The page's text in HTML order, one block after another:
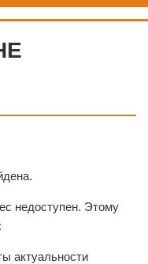
недоступен. Этому
актуальности